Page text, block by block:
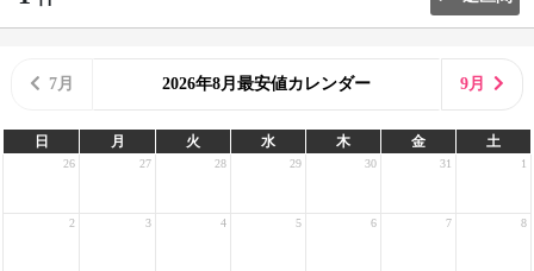
7月 2026年8月最安値カレンダー 9月
日 月 火 水 木 金 土
26 27 28 29 30 31 1
2 3 4 5 6 7 8